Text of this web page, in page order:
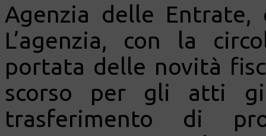
Agenzia delle Entrate,
L’agenzia, con la
portata delle novità
scorso per gli atti
trasferimento di